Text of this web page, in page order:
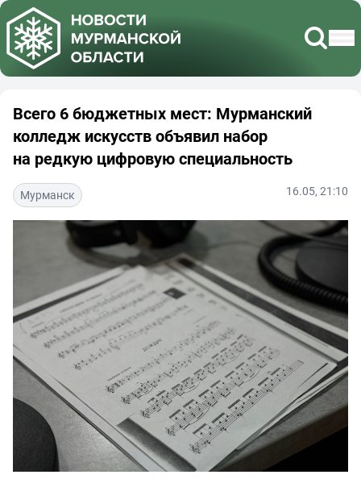
Всего 6 бюджетных мест: Мурманский
колледж искусств объявил набор
на редкую цифровую специальность
Мурманск 16.05, 21:10